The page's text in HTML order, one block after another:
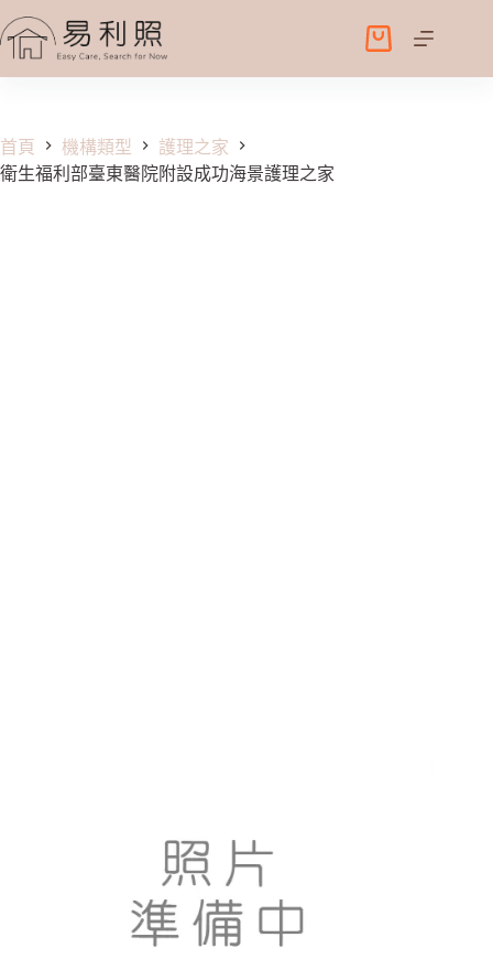
至
容
購
物
首頁 機構類型
護理之家
衛生福利部臺東醫院附設成功海景護理之家